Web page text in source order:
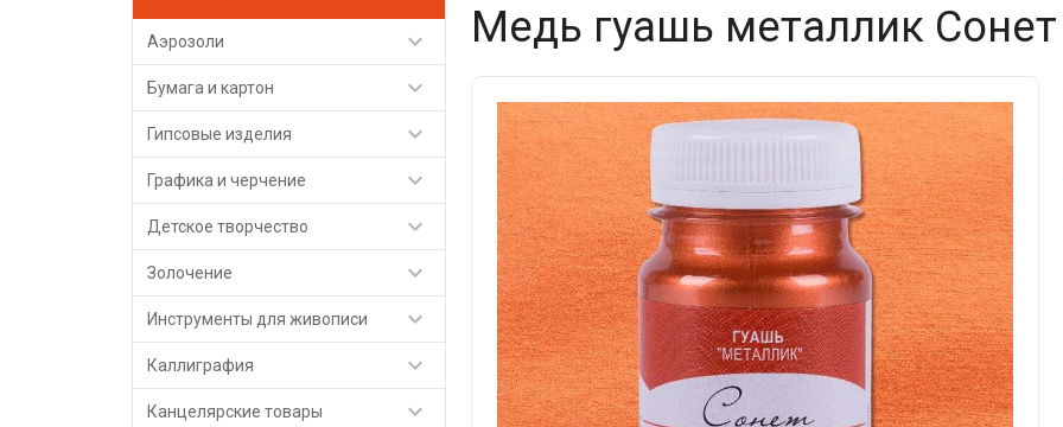
Аэрозоли 
Бумага и картон 
Гипсовые изделия 
Графика и черчение 
Детское творчество 
Золочение 
Инструменты для живописи 
Каллиграфия 
Канцелярские товары 
Медь гуашь металлик